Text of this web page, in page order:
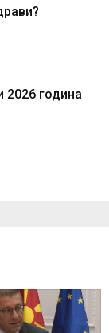
2026 година